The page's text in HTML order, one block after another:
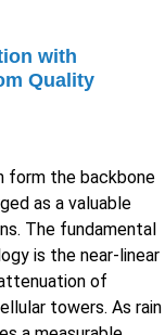
with
Quality
form the backbone
as a valuable
The fundamental
is the near-linear
of
towers. As rain